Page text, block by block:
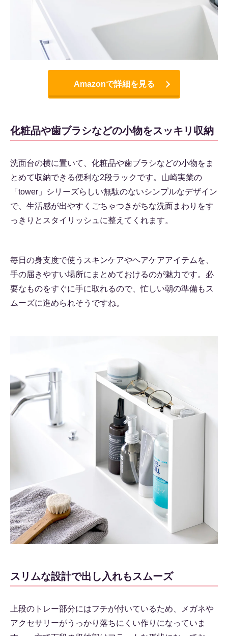
Amazonで詳細を見る
化粧品や歯ブラシなどの小物をスッキリ収納
洗面台の横に置いて、化粧品や歯ブラシなどの小物をま
とめて収納できる便利な2段ラックです。山崎実業の
「tower」シリーズらしい無駄のないシンプルなデザイン
で、生活感が出やすくごちゃつきがちな洗面まわりをす
っきりとスタイリッシュに整えてくれます。
毎日の身支度で使うスキンケアやヘアケアアイテムを、
手の届きやすい場所にまとめておけるのが魅力です。必
要なものをすぐに手に取れるので、忙しい朝の準備もス
ムーズに進められそうですね。
スリムな設計で出し入れもスムーズ
上段のトレー部分にはフチが付いているため、メガネや
アクセサリーがうっかり落ちにくい作りになっていま